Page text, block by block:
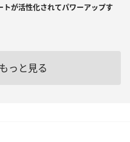
トが活性化されてパワーアップす
っと見る